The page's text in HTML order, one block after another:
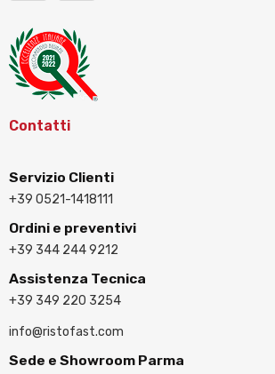
Contatti
Servizio Clienti
+39 0521-1418111
Ordini e preventivi
+39 344 244 9212
Assistenza Tecnica
+39 349 220 3254
info@ristofast.com
Sede e Showroom Parma